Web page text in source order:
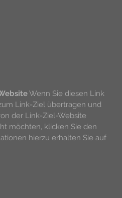
Wenn Sie diesen Link
Link-Ziel übertragen und
der Link-Ziel-Website
möchten, klicken Sie den
hierzu erhalten Sie auf